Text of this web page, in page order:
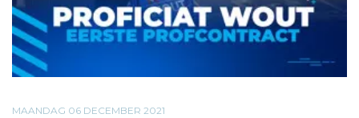
MAANDAG 06 DECEMBER 2021